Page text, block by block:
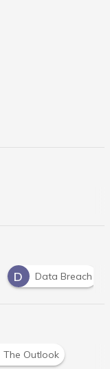
D Data Breach
The Outlook